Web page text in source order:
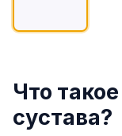
Что
сустава?